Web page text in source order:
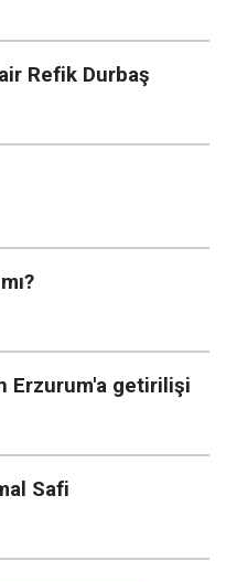
Refik Durbaş
Erzurum'a getirilişi
Safi